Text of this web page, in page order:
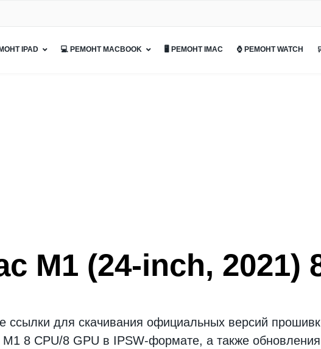
IPAD 💻 РЕМОНТ MACBOOK 🖥 РЕМОНТ IMAC ⌚ РЕМОНТ WATCH
M1 (24-inch, 2021)
ссылки для скачивания официальных версий
M1 8 CPU/8 GPU в IPSW-формате, а также